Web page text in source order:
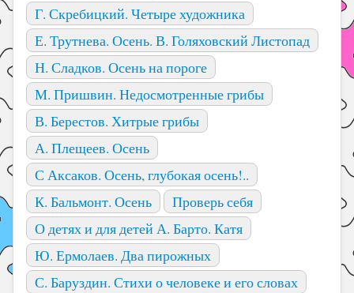
Г. Скребицкий. Четыре художника
Е. Трутнева. Осень. В. Голяховский Листопад
Н. Сладков. Осень на пороге
М. Пришвин. Недосмотренные грибы
В. Берестов. Хитрые грибы
А. Плещеев. Осень
С Аксаков. Осень, глубокая осень!..
К. Бальмонт. Осень
Проверь себя
О детях и для детей А. Барто. Катя
Ю. Ермолаев. Два пирожных
С. Баруздин. Стихи о человеке и его словах